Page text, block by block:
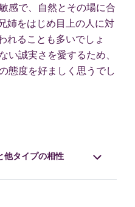
感で、自然とその場に合
姉をはじめ目上の人に対
れることも多いでしょ
い誠実さを愛するため、
態度を好ましく思うでし
他タイプの相性